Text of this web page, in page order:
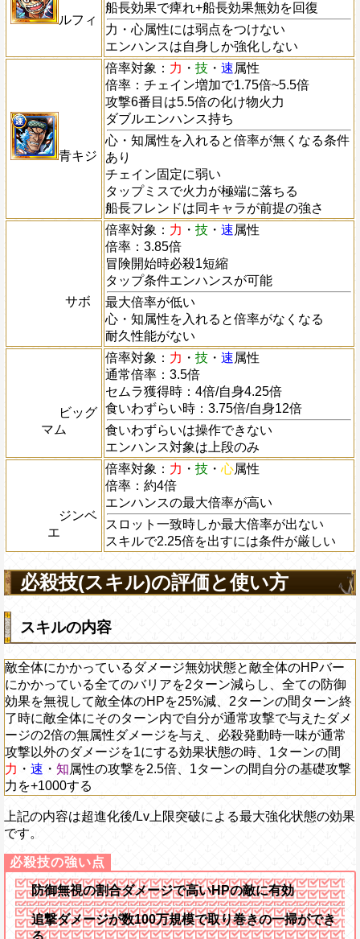
ルフィ
船長効果で痺れ+船長効果無効を回復
力・心属性には弱点をつけない
エンハンスは自身しか強化しない
青キジ
倍率対象： 力 ・ 技 ・ 速属性
倍率：チェイン増加で1.75倍~5.5倍
攻撃6番目は5.5倍の化け物火力
ダブルエンハンス持ち
心・知属性を入れると倍率が無くなる条件
あり
チェイン固定に弱い
タップミスで火力が極端に落ちる
船長フレンドは同キャラが前提の強さ
サボ
倍率対象： 力 ・ 技 ・ 速属性
倍率：3.85倍
冒険開始時必殺1短縮
タップ条件エンハンスが可能
最大倍率が低い
心・知属性を入れると倍率がなくなる
耐久性能がない
ビッグ
マム
倍率対象： 力 ・ 技 ・ 速属性
通常倍率：3.5倍
セムラ獲得時：4倍/自身4.25倍
食いわずらい時：3.75倍/自身12倍
食いわずらいは操作できない
エンハンス対象は上段のみ
ジンベ
エ
倍率対象： 力 ・ 技 ・ 心属性
倍率：約4倍
エンハンスの最大倍率が高い
スロット一致時しか最大倍率が出ない
スキルで2.25倍を出すには条件が厳しい
必殺技(スキル)の評価と使い方
スキルの内容
敵全体にかかっているダメージ無効状態と敵全体のHPバー
にかかっている全てのバリアを2ターン減らし、全ての防御
効果を無視して敵全体のHPを25%減、2ターンの間ターン終
了時に敵全体にそのターン内で自分が通常攻撃で与えたダメ
ージの2倍の無属性ダメージを与え、必殺発動時一味が通常
攻撃以外のダメージを1にする効果状態の時、1ターンの間
力 ・ 速 ・ 知属性の攻撃を2.5倍、1ターンの間自分の基礎攻撃
力を+1000する
上記の内容は超進化後/Lv上限突破による最大強化状態の効果
です。
防御無視の割合ダメージで高いHPの敵に有効
追撃ダメージが数100万規模で取り巻きの一掃ができ
る